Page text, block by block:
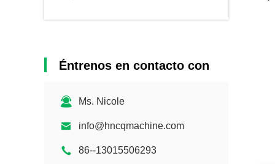
Éntrenos en contacto con
Ms. Nicole
info@hncqmachine.com
86--13015506293